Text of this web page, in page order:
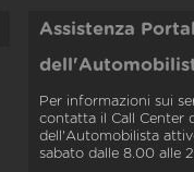
Assistenza
Per informazioni sui
contatta il Call Center
dell'Automobilista
sabato dalle 8.00 alle